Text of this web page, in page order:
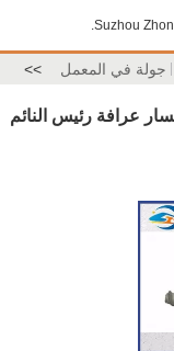
Suzhou
جولة في المعمل >>
عرافة رئيس النائم